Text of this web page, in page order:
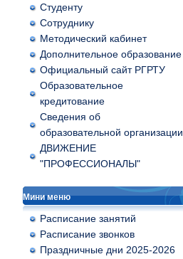
Студенту
Сотруднику
Методический кабинет
Дополнительное образование
Официальный сайт РГРТУ
Образовательное
кредитование
Сведения об
образовательной организации
ДВИЖЕНИЕ
"ПРОФЕССИОНАЛЫ"
Мини меню
Расписание занятий
Расписание звонков
Праздничные дни 2025-2026